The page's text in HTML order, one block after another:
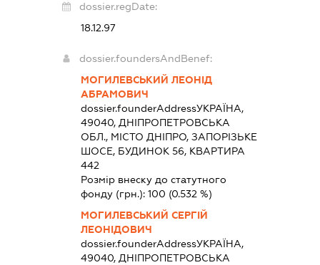
dossier.regDate:
18.12.97
dossier.foundersAndBenef:
МОГИЛЕВСЬКИЙ ЛЕОНІД
АБРАМОВИЧ
dossier.founderAddressУКРАЇНА,
49040, ДНІПРОПЕТРОВСЬКА
ОБЛ., МІСТО ДНІПРО, ЗАПОРІЗЬКЕ
ШОСЕ, БУДИНОК 56, КВАРТИРА
442
Розмір внеску до статутного
фонду (грн.):100 (0.532 %)
МОГИЛЕВСЬКИЙ СЕРГІЙ
ЛЕОНІДОВИЧ
dossier.founderAddressУКРАЇНА,
49040, ДНІПРОПЕТРОВСЬКА